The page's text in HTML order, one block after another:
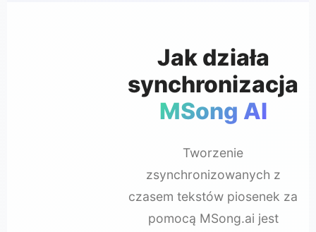
Jak działa
synchronizacja
MSong AI
Tworzenie
zsynchronizowanych z
czasem tekstów piosenek za
pomocą MSong.ai jest